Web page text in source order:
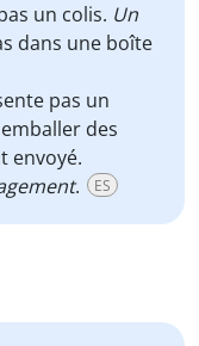
un colis. Un
dans une boîte
pas un
des
envoyé.
. ES